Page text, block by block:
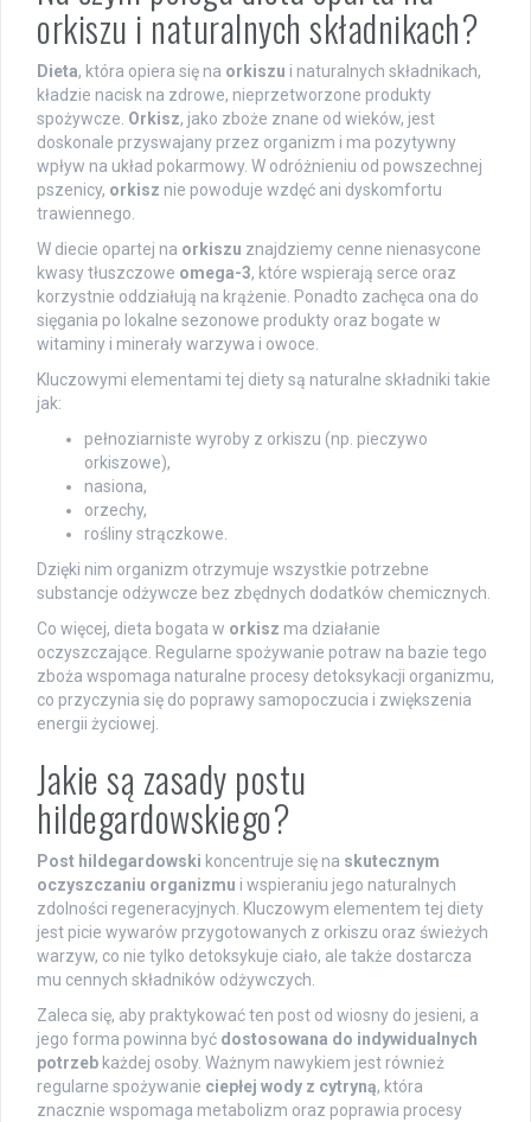
orkiszu i naturalnych składnikach?
Dieta, która opiera się na orkiszu i naturalnych składnikach,
kładzie nacisk na zdrowe, nieprzetworzone produkty
spożywcze. Orkisz, jako zboże znane od wieków, jest
doskonale przyswajany przez organizm i ma pozytywny
wpływ na układ pokarmowy. W odróżnieniu od powszechnej
pszenicy, orkisz nie powoduje wzdęć ani dyskomfortu
trawiennego.
W diecie opartej na orkiszu znajdziemy cenne nienasycone
kwasy tłuszczowe omega-3, które wspierają serce oraz
korzystnie oddziałują na krążenie. Ponadto zachęca ona do
sięgania po lokalne sezonowe produkty oraz bogate w
witaminy i minerały warzywa i owoce.
Kluczowymi elementami tej diety są naturalne składniki takie
jak:
pełnoziarniste wyroby z orkiszu (np. pieczywo
orkiszowe),
nasiona,
orzechy,
rośliny strączkowe.
Dzięki nim organizm otrzymuje wszystkie potrzebne
substancje odżywcze bez zbędnych dodatków chemicznych.
Co więcej, dieta bogata w orkisz ma działanie
oczyszczające. Regularne spożywanie potraw na bazie tego
zboża wspomaga naturalne procesy detoksykacji organizmu,
co przyczynia się do poprawy samopoczucia i zwiększenia
energii życiowej.
Jakie są zasady postu
hildegardowskiego?
Post hildegardowski koncentruje się na skutecznym
oczyszczaniu organizmu i wspieraniu jego naturalnych
zdolności regeneracyjnych. Kluczowym elementem tej diety
jest picie wywarów przygotowanych z orkiszu oraz świeżych
warzyw, co nie tylko detoksykuje ciało, ale także dostarcza
mu cennych składników odżywczych.
Zaleca się, aby praktykować ten post od wiosny do jesieni, a
jego forma powinna być dostosowana do indywidualnych
potrzeb każdej osoby. Ważnym nawykiem jest również
regularne spożywanie ciepłej wody z cytryną, która
znacznie wspomaga metabolizm oraz poprawia procesy